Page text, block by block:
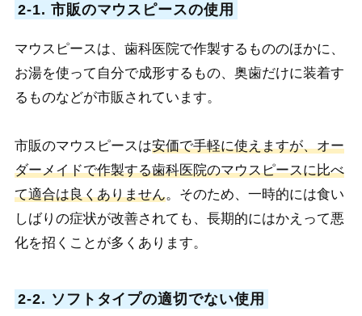
2-1. 市販のマウスピースの使用
マウスピースは、歯科医院で作製するもののほかに、
お湯を使って自分で成形するもの、奥歯だけに装着す
るものなどが市販されています。
市販のマウスピースは安価で手軽に使えますが、オー
ダーメイドで作製する歯科医院のマウスピースに比べ
て適合は良くありません。そのため、一時的には食い
しばりの症状が改善されても、長期的にはかえって悪
化を招くことが多くあります。
2-2. ソフトタイプの適切でない使用